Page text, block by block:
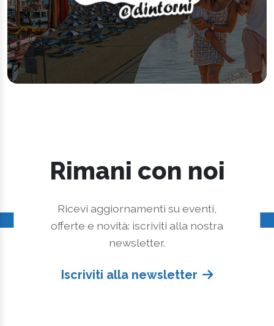
Rimani con noi
Ricevi aggiornamenti su eventi,
offerte e novità: iscriviti alla nostra
newsletter.
Iscriviti alla newsletter